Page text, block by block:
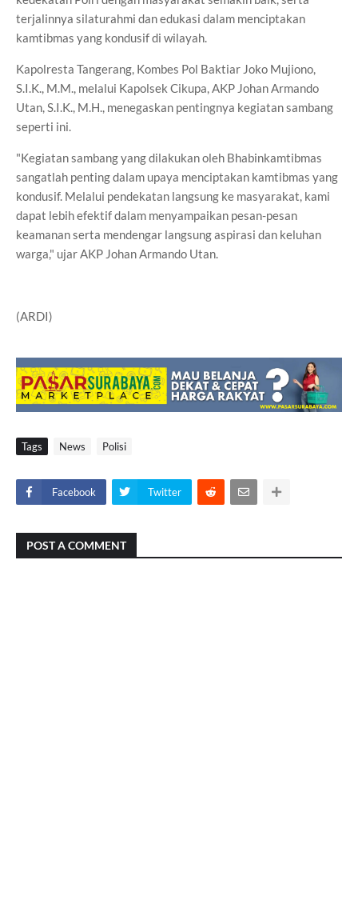
terjalinnya silaturahmi dan edukasi dalam menciptakan
kamtibmas yang kondusif di wilayah.
Kapolresta Tangerang, Kombes Pol Baktiar Joko Mujiono,
S.I.K., M.M., melalui Kapolsek Cikupa, AKP Johan Armando
Utan, S.I.K., M.H., menegaskan pentingnya kegiatan sambang
seperti ini.
"Kegiatan sambang yang dilakukan oleh Bhabinkamtibmas
sangatlah penting dalam upaya menciptakan kamtibmas yang
kondusif. Melalui pendekatan langsung ke masyarakat, kami
dapat lebih efektif dalam menyampaikan pesan-pesan
keamanan serta mendengar langsung aspirasi dan keluhan
warga," ujar AKP Johan Armando Utan.
(ARDI)
Tags News Polisi
Facebook Twitter
POST A COMMENT